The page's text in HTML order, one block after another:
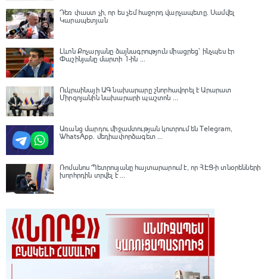
Դեռ փաստ չի, որ ես չեմ հաջորդ վարչապետը․ Սամվել
Կարապետյան
Լևոն Քոչարյանը ձայնագրություն միացրեց՝ ինչպես էր
Փաշինյանը մարտի 1-ին ...
Ուկրաինայի ԱԳ նախարարը շնորհավորել է Արարատ
Միրզոյանին նախարարի պաշտոն ...
Առանց մարդու միջամտության կոտրում են Telegram,
WhatsApp․ մեդիափորձագետ ...
Ռոմանոս Պետրոսյանը հայտարարում է, որ ՀԷՑ-ի տնօրենների
խորհրդին տրվել է ...